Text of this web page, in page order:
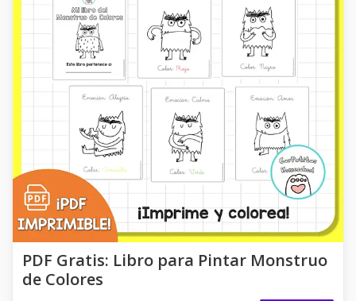
PDF Gratis: Libro para Pintar Monstruo
de Colores